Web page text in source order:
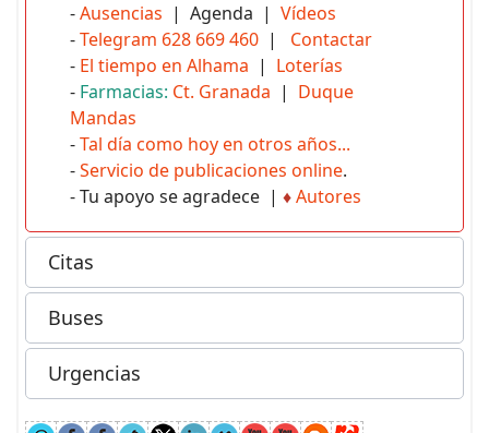
-Ausencias | Agenda | Vídeos
-Telegram 628 669 460 | Contactar
- El tiempo en Alhama | Loterías
- Farmacias: Ct. Granada | Duque
Mandas
-Tal día como hoy en otros años...
-Servicio de publicaciones online.
- Tu apoyo se agradece | ♦Autores
Citas
Buses
Urgencias